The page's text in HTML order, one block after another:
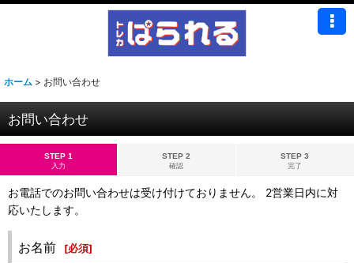
ホーム > お問い合わせ
お問い合わせ
STEP 1
入力
STEP 2
確認
STEP 3
完了
お電話でのお問い合わせは受け付けておりません。 2営業日内に対
応いたします。
お名前 [必須]